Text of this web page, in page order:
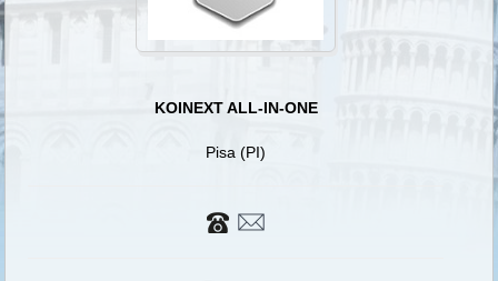
KOINEXT ALL-IN-ONE
Pisa (PI)